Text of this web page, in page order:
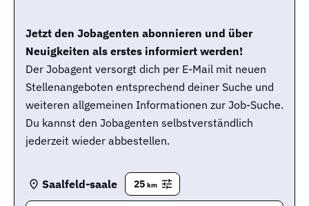
Jetzt den Jobagenten abonnieren und über
Neuigkeiten als erstes informiert werden!
Der Jobagent versorgt dich per E-Mail mit neuen
Stellenangeboten entsprechend deiner Suche und
weiteren allgemeinen Informationen zur Job-Suche.
Du kannst den Jobagenten selbstverständlich
jederzeit wieder abbestellen.
Saalfeld-saale 25 km